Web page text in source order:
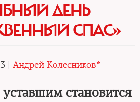
ДЕНЬ
СПАС»
| Андрей Колесников*
становится